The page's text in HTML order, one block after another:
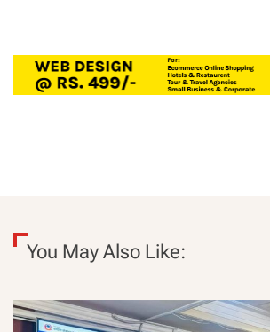
You May Also Like: